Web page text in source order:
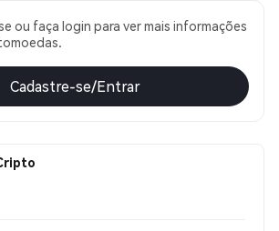
ou faça login para ver mais informações
Cadastre-se/Entrar